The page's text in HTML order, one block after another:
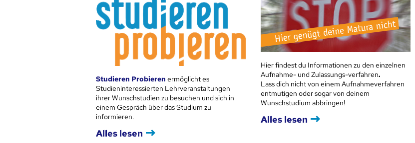
Studieren Probieren ermöglicht es
Studieninteressierten Lehrveranstaltungen
ihrer Wunschstudien zu besuchen und sich in
einem Gespräch über das Studium zu
informieren.
Alles lesen
Hier findest du Informationen zu den einzelnen
Aufnahme- und Zulassungs-verfahren.
Lass dich nicht von einem Aufnahmeverfahren
entmutigen oder sogar von deinem
Wunschstudium abbringen!
Alles lesen